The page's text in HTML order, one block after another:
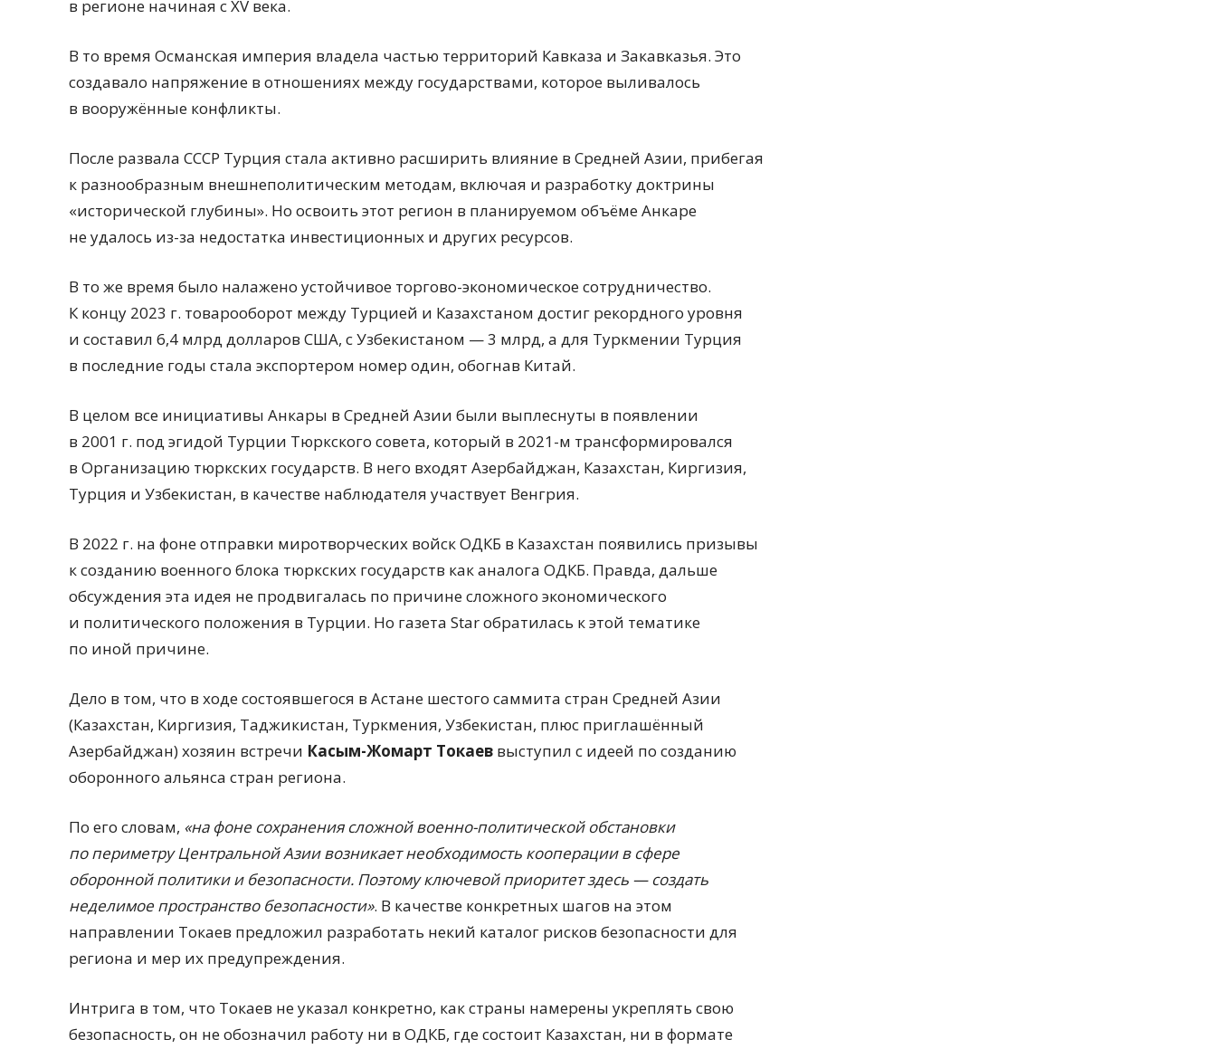
в регионе начиная с XV века.
В то время Османская империя владела частью территорий Кавказа и Закавказья. Это
создавало напряжение в отношениях между государствами, которое выливалось
в вооружённые конфликты.
После развала СССР Турция стала активно расширить влияние в Средней Азии, прибегая
к разнообразным внешнеполитическим методам, включая и разработку доктрины
«исторической глубины». Но освоить этот регион в планируемом объёме Анкаре
не удалось из-за недостатка инвестиционных и других ресурсов.
В то же время было налажено устойчивое торгово-экономическое сотрудничество.
К концу 2023 г. товарооборот между Турцией и Казахстаном достиг рекордного уровня
и составил 6,4 млрд долларов США, с Узбекистаном — 3 млрд, а для Туркмении Турция
в последние годы стала экспортером номер один, обогнав Китай.
В целом все инициативы Анкары в Средней Азии были выплеснуты в появлении
в 2001 г. под эгидой Турции Тюркского совета, который в 2021-м трансформировался
в Организацию тюркских государств. В него входят Азербайджан, Казахстан, Киргизия,
Турция и Узбекистан, в качестве наблюдателя участвует Венгрия.
В 2022 г. на фоне отправки миротворческих войск ОДКБ в Казахстан появились призывы
к созданию военного блока тюркских государств как аналога ОДКБ. Правда, дальше
обсуждения эта идея не продвигалась по причине сложного экономического
и политического положения в Турции. Но газета Star обратилась к этой тематике
по иной причине.
Дело в том, что в ходе состоявшегося в Астане шестого саммита стран Средней Азии
(Казахстан, Киргизия, Таджикистан, Туркмения, Узбекистан, плюс приглашённый
Азербайджан) хозяин встречи Касым-Жомарт Токаев выступил с идеей по созданию
оборонного альянса стран региона.
По его словам, «на фоне сохранения сложной военно-политической обстановки
по периметру Центральной Азии возникает необходимость кооперации в сфере
оборонной политики и безопасности. Поэтому ключевой приоритет здесь — создать
неделимое пространство безопасности». В качестве конкретных шагов на этом
направлении Токаев предложил разработать некий каталог рисков безопасности для
региона и мер их предупреждения.
Интрига в том, что Токаев не указал конкретно, как страны намерены укреплять свою
безопасность, он не обозначил работу ни в ОДКБ, где состоит Казахстан, ни в формате